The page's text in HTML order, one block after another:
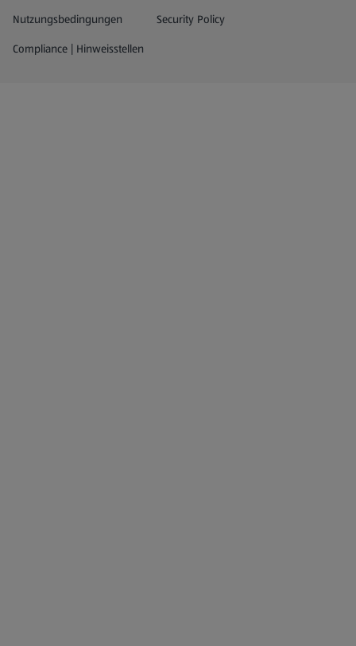
Nutzungsbedingungen
Security Policy
Compliance | Hinweisstellen